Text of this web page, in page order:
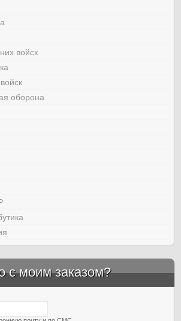
войск
оборона
с моим заказом?